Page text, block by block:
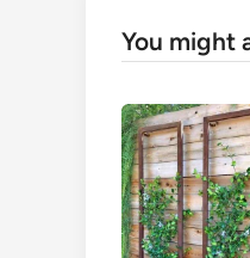
You might